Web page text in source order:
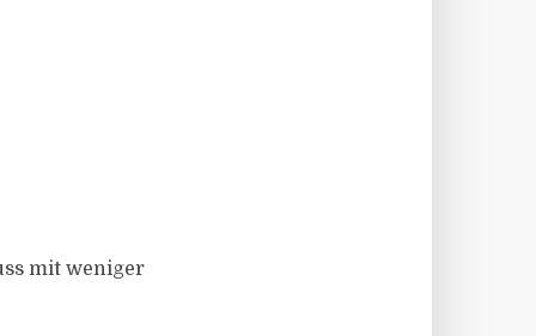
mit weniger